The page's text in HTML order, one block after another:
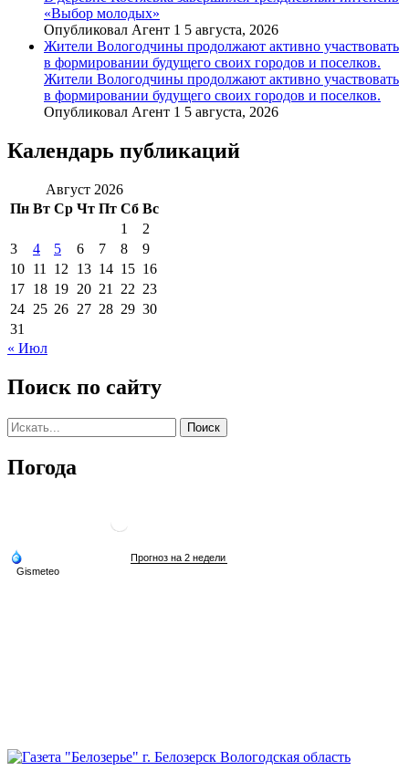
«Выбор молодых»
Опубликовал Агент 1 5 августа, 2026
Жители Вологодчины продолжают активно участвовать
в формировании будущего своих городов и поселков.
Жители Вологодчины продолжают активно участвовать
в формировании будущего своих городов и поселков.
Опубликовал Агент 1 5 августа, 2026
Календарь публикаций
Август 2026
Пн Вт Ср Чт Пт Сб Вс
1
2
3
4 5 6 7 8
9
10 11 12 13 14 15 16
17 18 19 20 21 22 23
24 25 26 27 28 29 30
31
« Июл
Поиск по сайту
Погода